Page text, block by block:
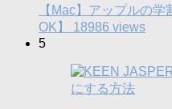
【Mac】アップルの
OK】 18986 views
5